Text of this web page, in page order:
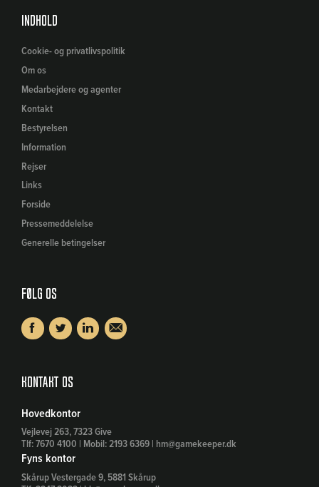
Indhold
Cookie- og privatlivspolitik
Om os
Medarbejdere og agenter
Kontakt
Bestyrelsen
Information
Rejser
Links
Forside
Pressemeddelelse
Generelle betingelser
Følg os
Kontakt os
Hovedkontor
Vejlevej 263, 7323 Give
Tlf: 7670 4100 | Mobil: 2193 6369 | hm@gamekeeper.dk
Fyns kontor
Skårup Vestergade 9, 5881 Skårup